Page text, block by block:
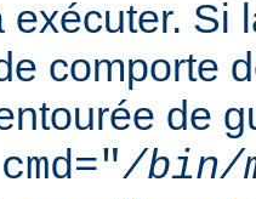
exécuter. Si
comporte
de
cmd="/bin/